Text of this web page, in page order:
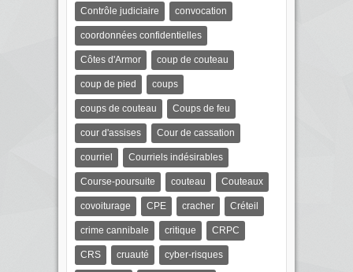
Contrôle judiciaire convocation
coordonnées confidentielles
Côtes d'Armor coup de couteau
coup de pied coups
coups de couteau Coups de feu
cour d'assises Cour de cassation
courriel Courriels indésirables
Course-poursuite couteau Couteaux
covoiturage CPE cracher Créteil
crime cannibale critique CRPC
CRS cruauté cyber-risques